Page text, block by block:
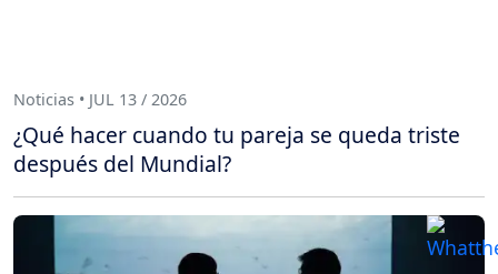
Noticias • JUL 13 / 2026
¿Qué hacer cuando tu pareja se queda triste
después del Mundial?